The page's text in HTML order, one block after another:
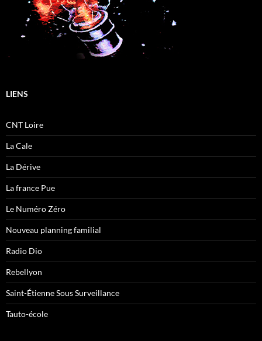
LIENS
CNT Loire
La Cale
La Dérive
La france Pue
Le Numéro Zéro
Nouveau planning familial
Radio Dio
Rebellyon
Saint-Étienne Sous Surveillance
Tauto-école